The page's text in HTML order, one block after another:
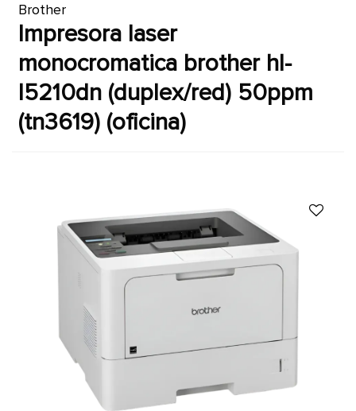
Brother
impresora laser
monocromatica brother hl-
l5210dn (duplex/red) 50ppm
(tn3619) (oficina)